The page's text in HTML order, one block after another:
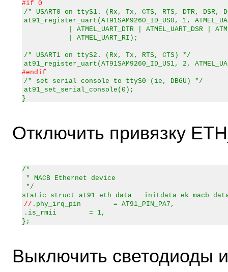
#if 0
/* USART0 on ttyS1. (Rx, Tx, CTS, RTS, DTR, DSR,
at91_register_uart(AT91SAM9260_ID_US0, 1,
| ATMEL_UART_DTR | ATMEL_UART_DSR |
| ATMEL_UART_RI);
/* USART1 on ttyS2. (Rx, Tx, RTS, CTS) */
at91_register_uart(AT91SAM9260_ID_US1, 2,
#endif
/* set serial console to ttyS0 (ie, DBGU) */
at91_set_serial_console(0);
}
Отключить привязку
/*
* MACB Ethernet device
*/
static struct at91_eth_data __initdata
// .phy_irq_pin = AT91_PIN_PA7,
.is_rmii = 1,
};
Выключить светодиоды